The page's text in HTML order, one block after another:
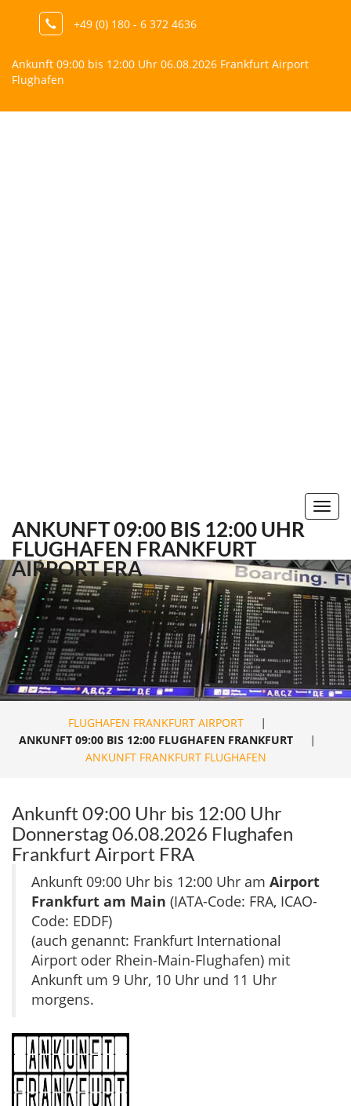
+49 (0) 180 - 6 372 4636
Ankunft 09:00 bis 12:00 Uhr 06.08.2026 Frankfurt Airport
Flughafen
ANKUNFT 09:00 BIS 12:00 UHR
FLUGHAFEN FRANKFURT
AIRPORT FRA
FLUGHAFEN FRANKFURT AIRPORT
|
ANKUNFT 09:00 BIS 12:00 FLUGHAFEN FRANKFURT
|
ANKUNFT FRANKFURT FLUGHAFEN
Ankunft 09:00 Uhr bis 12:00 Uhr
Donnerstag 06.08.2026 Flughafen
Frankfurt Airport FRA
Ankunft 09:00 Uhr bis 12:00 Uhr am Airport
Frankfurt am Main (IATA-Code: FRA, ICAO-
Code: EDDF)
(auch genannt: Frankfurt International
Airport oder Rhein-Main-Flughafen) mit
Ankunft um 9 Uhr, 10 Uhr und 11 Uhr
morgens.